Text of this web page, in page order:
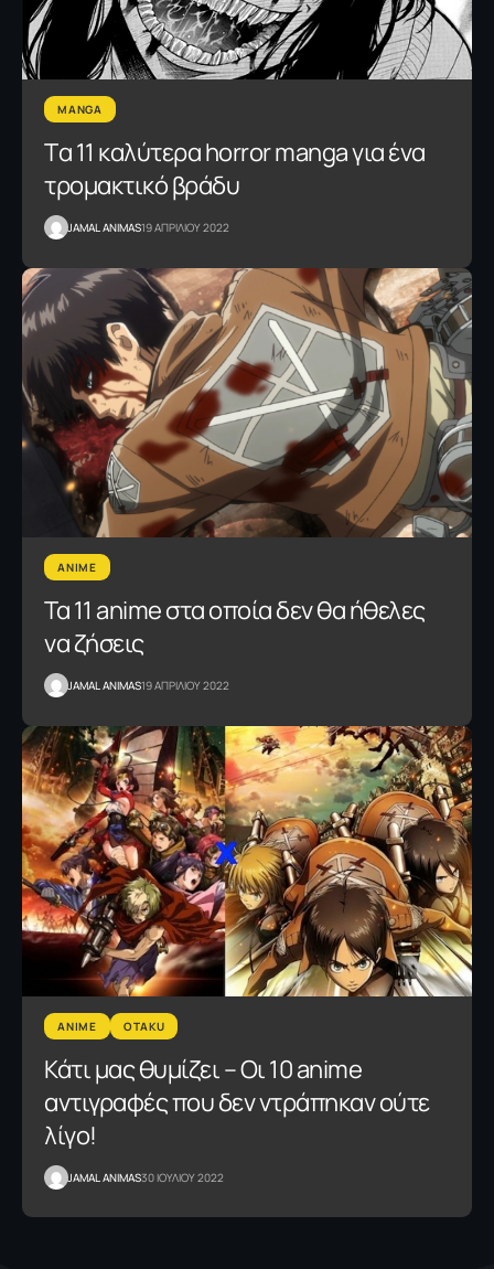
MANGA
Tα 11 καλύτερα horror manga για ένα
τρομακτικό βράδυ
JAMAL ANIMAS19 ΑΠΡΙΛΙΟΥ 2022
ANIME
Τα 11 anime στα οποία δεν θα ήθελες
να ζήσεις
JAMAL ANIMAS19 ΑΠΡΙΛΙΟΥ 2022
ANIME OTAKU
Κάτι μας θυμίζει – Οι 10 anime
αντιγραφές που δεν ντράπηκαν ούτε
λίγο!
JAMAL ANIMAS30 ΙΟΥΛΙΟΥ 2022